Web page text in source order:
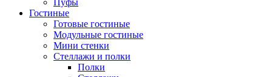
Гостиные
Готовые гостиные
Модульные гостиные
Мини стенки
Стеллажи и полки
Полки